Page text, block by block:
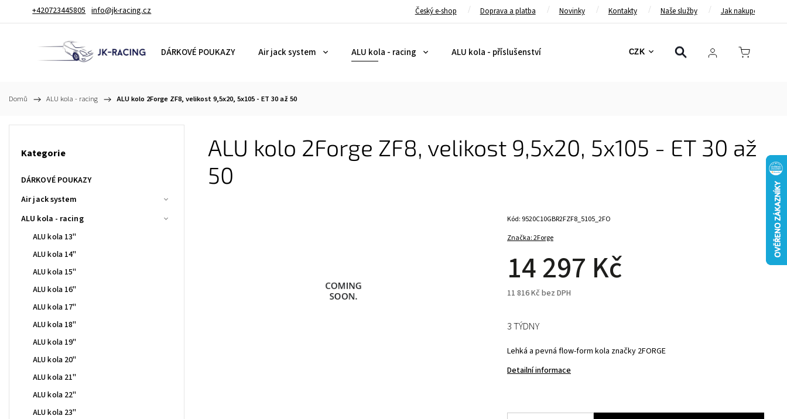
+420723445805 info@jk-racing.cz Český e-shop Doprava a platba Novinky Kontakty Naše služby Jak nakupovat
CZK
DÁRKOVÉ POUKAZY Air jack system ALU kola - racing ALU kola - příslušenství Bezpečnostní pásy Bezpečnostní rámy
Domů / ALU kola - racing / ALU kolo 2Forge ZF8, velikost 9,5x20, 5x105 - ET 30 až 50
Kategorie
DÁRKOVÉ POUKAZY
Air jack system
ALU kola - racing
ALU kola 13"
ALU kola 14"
ALU kola 15"
ALU kola 16"
ALU kola 17"
ALU kola 18"
ALU kola 19"
ALU kola 20"
ALU kola 21"
ALU kola 22"
ALU kola 23"
ALU kolo 2Forge ZF8, velikost 9,5x20, 5x105 - ET 30 až
50
Značka:2Forge
14 297 Kč
11 816 Kč bez DPH
Kód: 9520C10GBR2FZF8_5105_2FO
Lehká a pevná flow-form kola značky 2FORGE
Detailní informace
3 TÝDNY